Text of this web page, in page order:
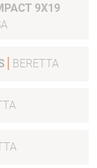
9X19
BERETTA